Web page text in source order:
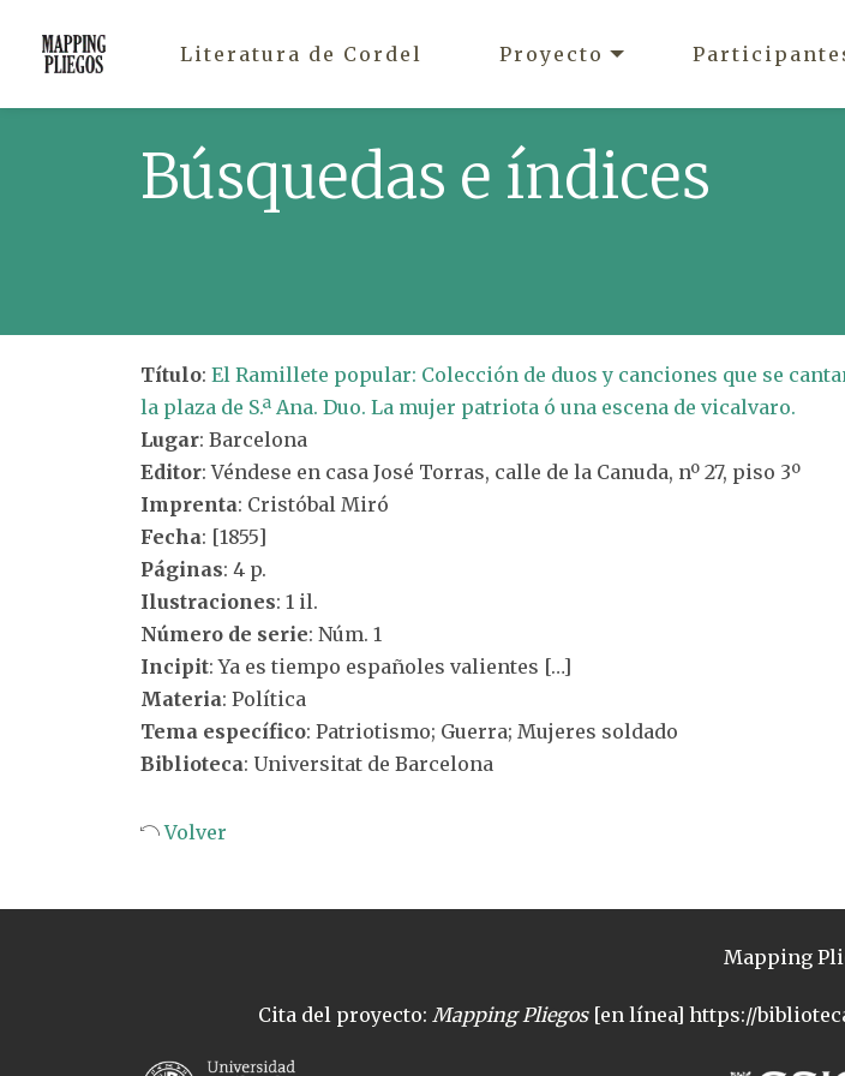
Literatura de Cordel Proyecto
Búsquedas e índices
Título: El Ramillete popular: Colección de duos y canciones que se
la plaza de S.ª Ana. Duo. La mujer patriota ó una escena de vicalvaro.
Lugar: Barcelona
Editor: Véndese en casa José Torras, calle de la Canuda, nº 27, piso 3º
Imprenta: Cristóbal Miró
Fecha: [1855]
Páginas: 4 p.
Ilustraciones: 1 il.
Número de serie: Núm. 1
Incipit: Ya es tiempo españoles valientes […]
Materia: Política
Tema específico: Patriotismo; Guerra; Mujeres soldado
Biblioteca: Universitat de Barcelona
Volver
Mapping
Cita del proyecto: Mapping Pliegos[en línea] https://